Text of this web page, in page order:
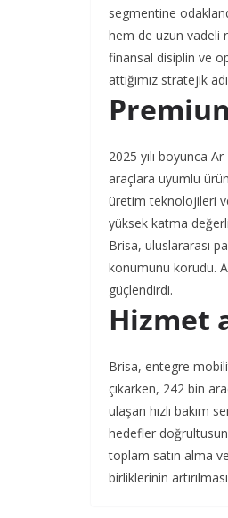
segmentine
hem de uzun vadeli
finansal disiplin ve
attığımız stratejik
2025 yılı boyunca
araçlara uyumlu
üretim teknolojileri
yüksek katma
Brisa, uluslararası
konumunu korudu.
güçlendirdi.
Hizmet
Brisa, entegre
çıkarken, 242 bin
ulaşan hızlı bakım
hedefler
toplam satın alma
birliklerinin